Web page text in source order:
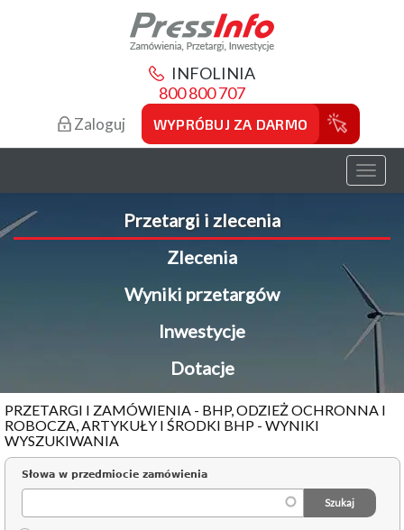
INFOLINIA
800 800 707
Zaloguj WYPRÓBUJ ZA DARMO
Toggle
Przetargi i zlecenia
Zlecenia
Wyniki przetargów
Inwestycje
Dotacje
PRZETARGI I ZAMÓWIENIA - BHP, ODZIEŻ OCHRONNA I
ROBOCZA, ARTYKUŁY I ŚRODKI BHP - WYNIKI
WYSZUKIWANIA
Słowa w przedmiocie zamówienia